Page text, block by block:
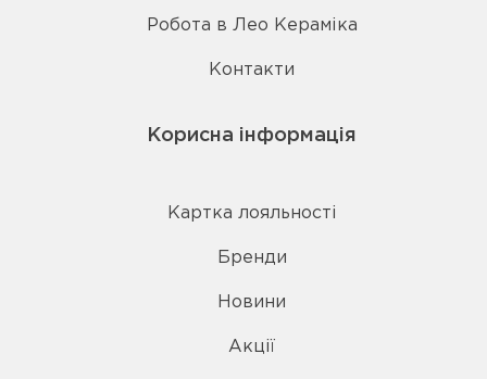
Робота в Лео Кераміка
Контакти
Корисна інформація
Картка лояльності
Бренди
Новини
Акції